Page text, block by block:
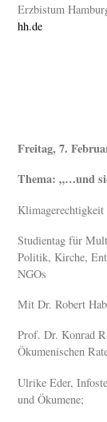
Erzbistum
hh.de
Freitag, 7.
Thema: „…und
Studientag für
Politik, Kirche,
NGOs
Mit Dr. Robert
Prof. Dr. Konrad
Ökumenischen
Ulrike Eder,
und Ökumene;